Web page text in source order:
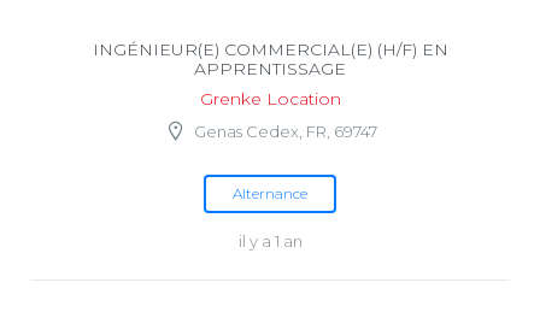
INGÉNIEUR(E) COMMERCIAL(E) (H/F) EN
APPRENTISSAGE
Grenke Location
Genas Cedex, FR, 69747
Alternance
il y a 1 an